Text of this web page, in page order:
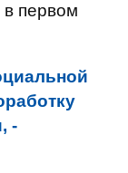
в первом
-